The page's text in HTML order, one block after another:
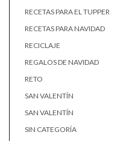
RECETAS PARA EL TUPPER
RECETAS PARA NAVIDAD
RECICLAJE
REGALOS DE NAVIDAD
RETO
SAN VALENTÍN
SAN VALENTÍN
SIN CATEGORÍA